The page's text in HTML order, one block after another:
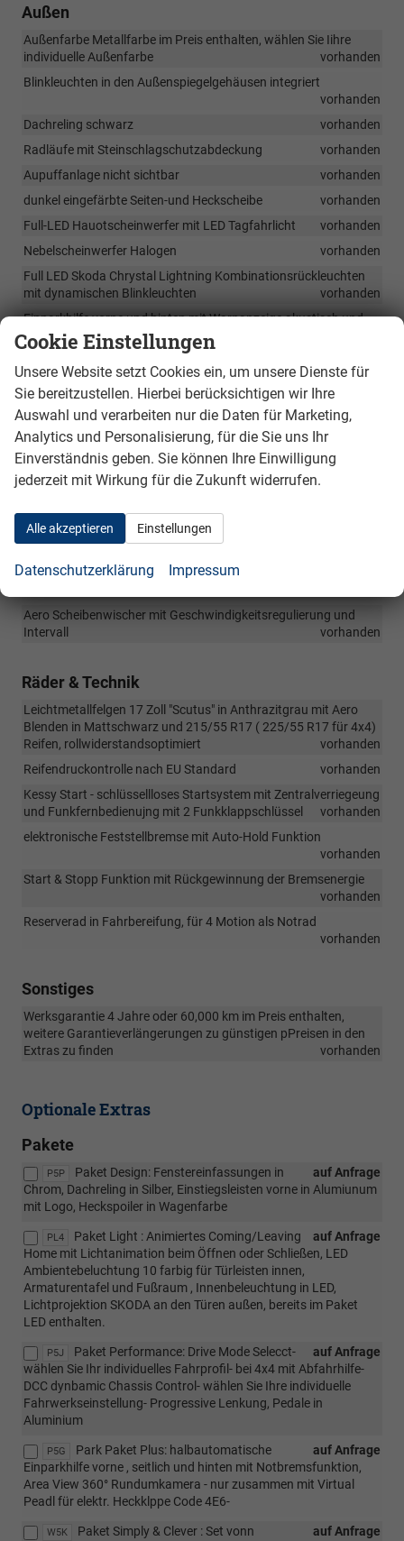
Außen
Außenfarbe Metallfarbe im Preis enthalten, wählen Sie Iihre
individuelle Außenfarbe
vorhanden
Blinkleuchten in den Außenspiegelgehäusen integriert
vorhanden
Dachreling schwarz
vorhanden
Radläufe mit Steinschlagschutzabdeckung
vorhanden
Aupuffanlage nicht sichtbar
vorhanden
dunkel eingefärbte Seiten-und Heckscheibe
vorhanden
Full-LED Hauotscheinwerfer mit LED Tagfahrlicht
vorhanden
Nebelscheinwerfer Halogen
vorhanden
Full LED Skoda Chrystal Lightning Kombinationsrückleuchten
mit dynamischen Blinkleuchten
vorhanden
Einparkhilfe vorne und hinten mit Warnanzeige akustisch und
optisch und Notbremsfunktion
Lendenwirbelwstützen
vorhanden
Außenspiegel elektrisch einstellbar, beheizbar und elektrisch
klappbar, Außenspiegel Fahrerseite automatisch abblendbar
vorhanden
Rückkamera mit statistischen Linien, Warnanzeige akustisch für
Hindernisse und Notbremsfunktion
Waschanlage mit Intervall
Beheizbare Waschdüsen
Push-Push Tankdeckelöffnung über Zentralverriegelung mit
Aero Scheibenwischer mit Geschwindigkeitsregulierung und
Intervall
vorhanden
Räder & Technik
Leichtmetallfelgen 17 Zoll "Scutus" in Anthrazitgrau mit Aero
Blenden in Mattschwarz und 215/55 R17 ( 225/55 R17 für 4x4)
Reifen, rollwiderstandsoptimiert
vorhanden
Reifendruckontrolle nach EU Standard
vorhanden
Kessy Start - schlüssellloses Startsystem mit Zentralverriegeung
und Funkfernbedienujng mit 2 Funkklappschlüssel
vorhanden
elektronische Feststellbremse mit Auto-Hold Funktion
vorhanden
Start & Stopp Funktion mit Rückgewinnung der Bremsenergie
vorhanden
Reserverad in Fahrbereifung, für 4 Motion als Notrad
vorhanden
Sonstiges
Werksgarantie 4 Jahre oder 60,000 km im Preis enthalten,
weitere Garantieverlängerungen zu günstigen pPreisen in den
Extras zu finden
vorhanden
Optionale Extras
Pakete
P5P auf Anfrage
Paket Design: Fenstereinfassungen in
Chrom, Dachreling in Silber, Einstiegsleisten vorne in Alumiunum
mit Logo, Heckspoiler in Wagenfarbe
PL4 auf Anfrage
Paket Light : Animiertes Coming/Leaving
Home mit Lichtanimation beim Öffnen oder Schließen, LED
Ambientebeluchtung 10 farbig für Türleisten innen,
Armaturentafel und Fußraum , Innenbeleuchtung in LED,
Lichtprojektion SKODA an den Türen außen, bereits im Paket
LED enthalten.
P5J auf Anfrage
Paket Performance: Drive Mode Selecct-
wählen Sie Ihr individuelles Fahrprofil- bei 4x4 mit Abfahrhilfe-
DCC dynbamic Chassis Control- wählen Sie Ihre individuelle
Fahrwerkseinstellung- Progressive Lenkung, Pedale in
Aluminium
P5G auf Anfrage
Park Paket Plus: halbautomatische
Einparkhilfe vorne , seitlich und hinten mit Notbremsfunktion,
Area View 360° Rundumkamera - nur zusammen mit Virtual
Peadl für elektr. Heckklppe Code 4E6-
W5K auf Anfrage
Paket Simply & Clever : Set vonn
Cookie Einstellungen
Unsere Website setzt Cookies ein, um unsere Dienste für
Sie bereitzustellen. Hierbei berücksichtigen wir Ihre
Auswahl und verarbeiten nur die Daten für Marketing,
Analytics und Personalisierung, für die Sie uns Ihr
Einverständnis geben. Sie können Ihre Einwilligung
jederzeit mit Wirkung für die Zukunft widerrufen.
Alle akzeptieren Einstellungen
Datenschutzerklärung Impressum